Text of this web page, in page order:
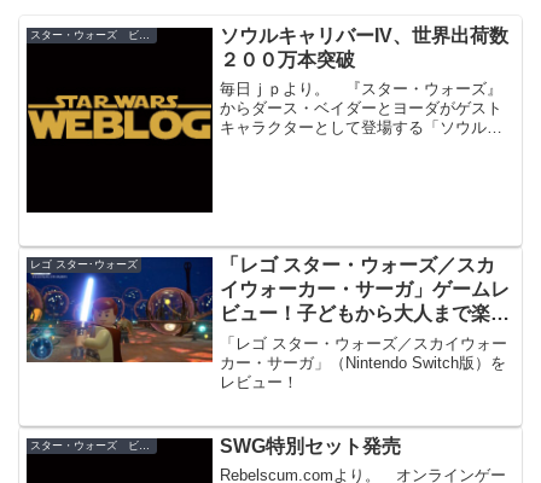
ソウルキャリバーIV、世界出荷数
２００万本突破
毎日ｊｐより。 『スター・ウォーズ』
からダース・ベイダーとヨーダがゲスト
キャラクターとして登場する「ソウルキ
レゴ スター･ウォーズ
「レゴ スター・ウォーズ／スカ
イウォーカー・サーガ」ゲームレ
ビュー！子どもから大人まで楽し
める決定版
「レゴ スター・ウォーズ／スカイウォー
カー・サーガ」（Nintendo Switch版）を
レビュー！
SWG特別セット発売
Rebelscum.comより。 オンラインゲー